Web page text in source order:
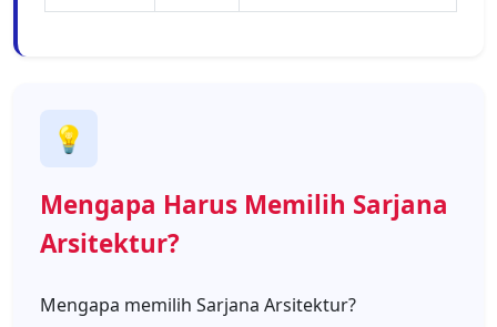
💡
Mengapa Harus Memilih Sarjana
Arsitektur?
Mengapa memilih Sarjana Arsitektur?